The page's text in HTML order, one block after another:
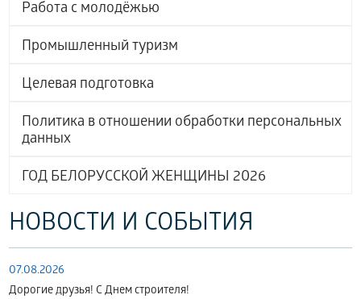
Работа с молодёжью
Промышленный туризм
Целевая подготовка
Политика в отношении обработки персональных
данных
ГОД БЕЛОРУССКОЙ ЖЕНЩИНЫ 2026
НОВОСТИ И СОБЫТИЯ
07.08.2026
Дорогие друзья! С Днем строителя!